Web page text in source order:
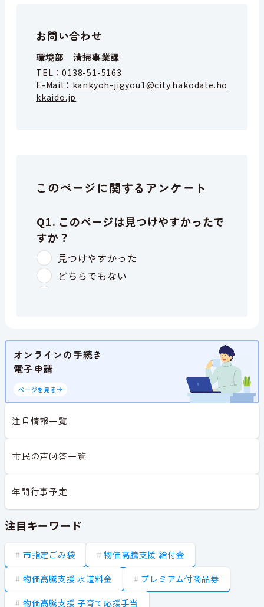
お問い合わせ
環境部 清掃事業課
TEL：0138-51-5163
E-Mail： kankyoh-jigyou1@city.hakodate.ho
kkaido.jp
このページに関するアンケート
オンラインの手続き
電子申請
ページを見る
注目情報一覧
市民の声回答一覧
年間行事予定
注目キーワード
市指定ごみ袋 物価高騰支援 給付金
物価高騰支援 水道料金 プレミアム付商品券
物価高騰支援 子育て応援手当